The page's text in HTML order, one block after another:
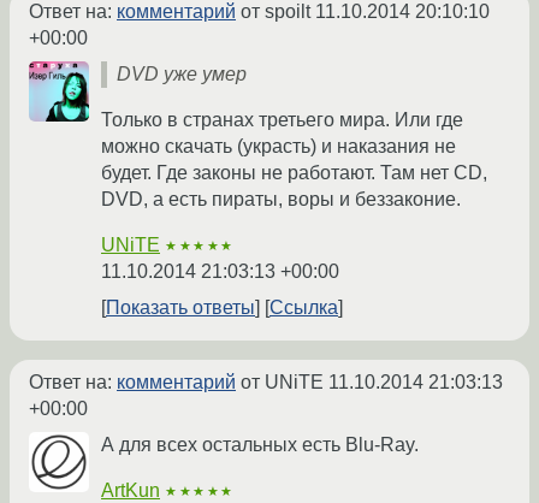
Ответ на: комментарий от spoilt 11.10.2014 20:10:10
+00:00
DVD уже умер
Только в странах третьего мира. Или где
можно скачать (украсть) и наказания не
будет. Где законы не работают. Там нет CD,
DVD, а есть пираты, воры и беззаконие.
UNiTE ★★★★★
11.10.2014 21:03:13 +00:00
Показать ответы
Ссылка
Ответ на: комментарий от UNiTE 11.10.2014 21:03:13
+00:00
А для всех остальных есть Blu-Ray.
ArtKun ★★★★★